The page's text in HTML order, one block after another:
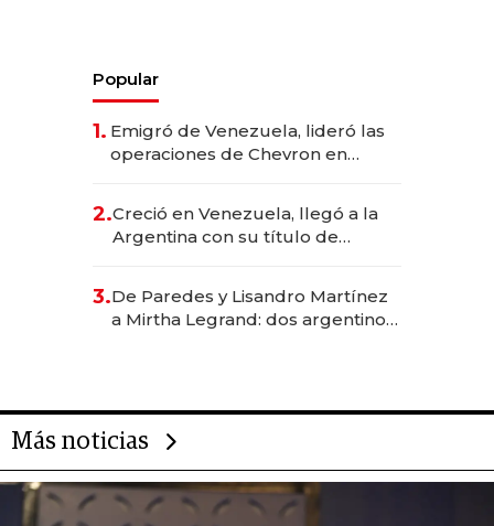
Popular
1. Emigró de Venezuela, lideró las
operaciones de Chevron en
2.Creció en Venezuela, llegó a la
Argentina con su título de
las marcas "fast premium"
3.De Paredes y Lisandro Martínez
a Mirtha Legrand: dos argentinos
Más noticias